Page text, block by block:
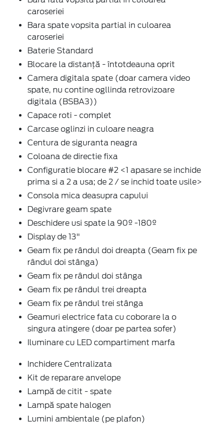
caroseriei
Bara spate vopsita partial in culoarea
caroseriei
Baterie Standard
Blocare la distanță - întotdeauna oprit
Camera digitala spate (doar camera video
spate, nu contine ogllinda retrovizoare
digitala (BSBA3))
Capace roti - complet
Carcase oglinzi in culoare neagra
Centura de siguranta neagra
Coloana de directie fixa
Configuratie blocare #2 <1 apasare se inchide
prima si a 2 a usa; de 2 / se inchid toate usile>
Consola mica deasupra capului
Degivrare geam spate
Deschidere usi spate la 90º -180º
Display de 13"
Geam fix pe rândul doi dreapta (Geam fix pe
rândul doi stânga)
Geam fix pe rândul doi stânga
Geam fix pe rândul trei dreapta
Geam fix pe rândul trei stânga
Geamuri electrice fata cu coborare la o
singura atingere (doar pe partea sofer)
Iluminare cu LED compartiment marfa
Inchidere Centralizata
Kit de reparare anvelope
Lampă de citit - spate
Lampă spate halogen
Lumini ambientale (pe plafon)